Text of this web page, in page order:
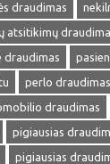
draudimas
atsitikimų
draudimas
perlo
draudimas
pigiausias
pigiausias